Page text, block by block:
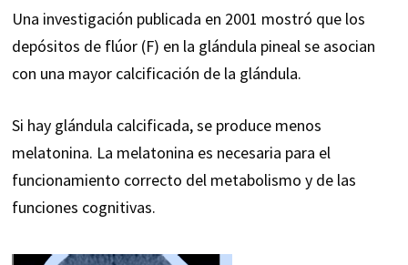
Una investigación publicada en 2001 mostró que los
depósitos de flúor (F) en la glándula pineal se asocian
con una mayor calcificación de la glándula.
Si hay glándula calcificada, se produce menos
melatonina. La melatonina es necesaria para el
funcionamiento correcto del metabolismo y de las
funciones cognitivas.